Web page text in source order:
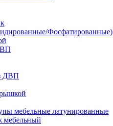
Фосфатированные)
ДВП
мебельные латунированные
мебельный